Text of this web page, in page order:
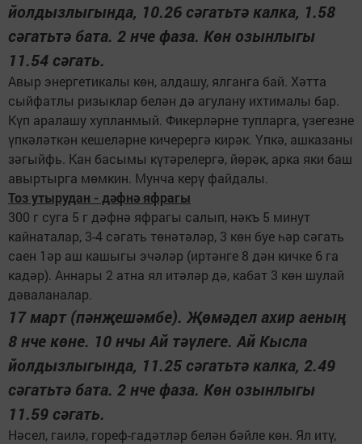
йолдызлыгында, 10.26 сәгатьтә калка, 1.58
сәгатьтә бата. 2 нче фаза. Көн озынлыгы
11.54 сәгать.
Авыр энергетикалы көн, алдашу, ялганга бай. Хәтта
сыйфатлы ризыклар белән дә агулану ихтималы бар.
Күп аралашу хупланмый. Фикерләрне тупларга, үзегезне
үпкәләткән кешеләрне кичерергә кирәк. Үпкә, ашказаны
зәгыйфь. Кан басымы күтәрелергә, йөрәк, арка яки баш
авыртырга мөмкин. Мунча керү файдалы.
Тоз утырудан - дәфнә яфрагы
300 г суга 5 г дәфнә яфрагы салып, нәкъ 5 минут
кайнаталар, 3-4 сәгать төнәтәләр, 3 көн буе һәр сәгать
саен 1әр аш кашыгы эчәләр (иртәнге 8 дән кичке 6 га
кадәр). Аннары 2 атна ял итәләр дә, кабат 3 көн шулай
дәваланалар.
17 март (пәнҗешәмбе). Җөмәдел ахир аеның
8 нче көне. 10 нчы Ай тәүлеге. Ай Кысла
йолдызлыгында, 11.25 сәгатьтә калка, 2.49
сәгатьтә бата. 2 нче фаза. Көн озынлыгы
11.59 сәгать.
Нәсел, гаилә, гореф-гадәтләр белән бәйле көн. Ял итү,